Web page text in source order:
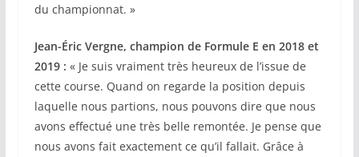
du championnat. »
Jean-Éric Vergne, champion de Formule E en 2018 et
2019 : « Je suis vraiment très heureux de l’issue de
cette course. Quand on regarde la position depuis
laquelle nous partions, nous pouvons dire que nous
avons effectué une très belle remontée. Je pense que
nous avons fait exactement ce qu’il fallait. Grâce à